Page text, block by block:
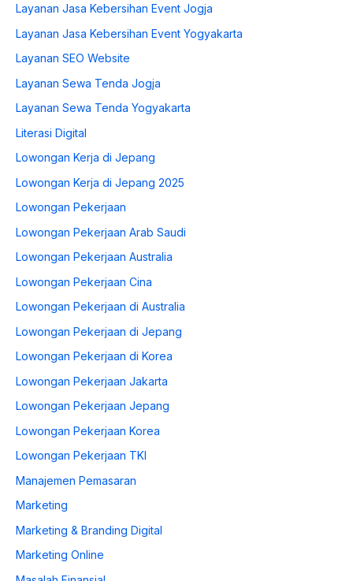
Layanan Jasa Kebersihan Event Jogja
Layanan Jasa Kebersihan Event Yogyakarta
Layanan SEO Website
Layanan Sewa Tenda Jogja
Layanan Sewa Tenda Yogyakarta
Literasi Digital
Lowongan Kerja di Jepang
Lowongan Kerja di Jepang 2025
Lowongan Pekerjaan
Lowongan Pekerjaan Arab Saudi
Lowongan Pekerjaan Australia
Lowongan Pekerjaan Cina
Lowongan Pekerjaan di Australia
Lowongan Pekerjaan di Jepang
Lowongan Pekerjaan di Korea
Lowongan Pekerjaan Jakarta
Lowongan Pekerjaan Jepang
Lowongan Pekerjaan Korea
Lowongan Pekerjaan TKI
Manajemen Pemasaran
Marketing
Marketing & Branding Digital
Marketing Online